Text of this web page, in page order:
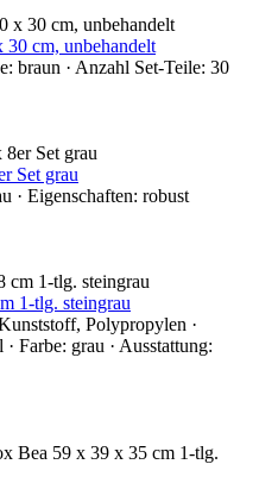
cm, unbehandelt
braun · Anzahl Set-Teile: 30
Set grau
· Eigenschaften: robust
1-tlg. steingrau
Polypropylen ·
Farbe: grau · Ausstattung: